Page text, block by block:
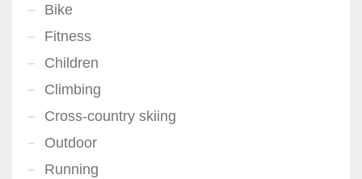
Bike
Fitness
Children
Climbing
Cross-country skiing
Outdoor
Running